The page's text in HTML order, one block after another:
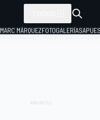
MARC MÁRQUEZFOTOGALERÍAS